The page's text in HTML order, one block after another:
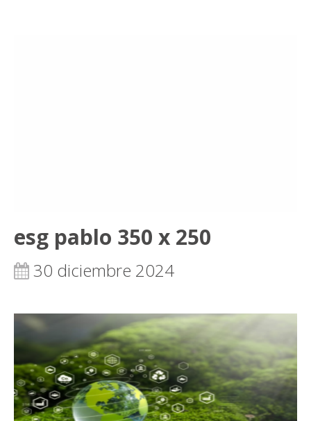
esg pablo 350 x 250
30 diciembre 2024